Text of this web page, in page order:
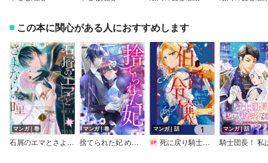
この本に関心がある人におすすめします
マンガ｜巻
石屑のエマとさよならの瞳
マンガ｜巻
捨てられた妃 めでたく離縁が成立したので出ていったら、竜国の王太子からの溺愛が待っていました
マンガ｜話
死に戻り騎士団長は伯爵令嬢になりたい【分冊版】
マンガ｜話